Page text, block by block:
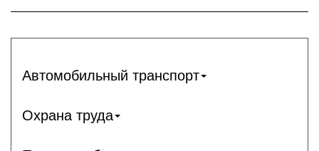
Автомобильный транспорт
Охрана труда